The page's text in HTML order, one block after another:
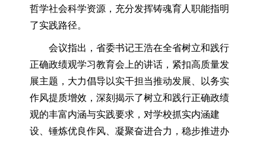
哲学社会科学资源，充分发挥铸魂育人职能指明
了实践路径。
会议指出，省委书记王浩在全省树立和践行
正确政绩观学习教育会上的讲话，紧扣高质量发
展主题，大力倡导以实干担当推动发展、以务实
作风提质增效，深刻揭示了树立和践行正确政绩
观的丰富内涵与实践要求，对学校抓实内涵建
设、锤炼优良作风、凝聚奋进合力，稳步推进办